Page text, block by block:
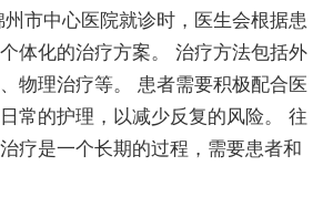
市中心医院就诊时，医生会根据患
体化的治疗方案。 治疗方法包括外
物理治疗等。 患者需要积极配合医
常的护理，以减少反复的风险。 往
疗是一个长期的过程，需要患者和